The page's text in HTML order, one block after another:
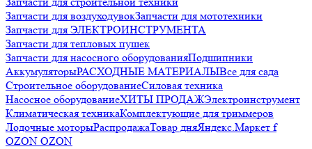
Запчасти для воздуходувокЗапчасти для мототехники
Запчасти для ЭЛЕКТРОИНСТРУМЕНТА
Запчасти для тепловых пушек
Запчасти для насосного оборудованияПодшипники
АккумуляторыРАСХОДНЫЕ МАТЕРИАЛЫВсе для сада
Строительное оборудованиеСиловая техника
Насосное оборудованиеХИТЫ ПРОДАЖЭлектроинструмент
Климатическая техникаКомплектующие для триммеров
Лодочные моторыРаспродажаТовар дняЯндекс.Маркет f
OZON OZON